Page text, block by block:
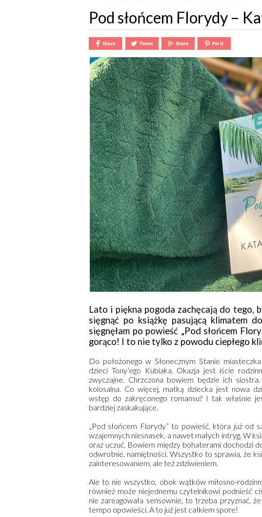
Pod słońcem Florydy –
Lato i piękna pogoda zachęcają do tego,
sięgnąć po książkę pasującą klimatem
sięgnęłam po powieść „Pod słońcem
gorąco! I to nie tylko z powodu ciepłego
Do położonego w Słonecznym Stanie
dzieci Tony’ego Kubiaka. Okazja jest iście
zwyczajne. Chrzczona bowiem będzie ich
kolosalna. Co więcej, matką dziecka jest nowa
wstęp do zakręconego romansu? I tak właśnie
bardziej zaskakujące.
„Pod słońcem Florydy” to powieść, która już od
wzajemnych niesnasek, a nawet małych intryg. W
oraz uczuć. Bowiem między bohaterami dochodzi
odwrotnie, namiętności. Wszystko to sprawia, że
zainteresowaniem, ale też zdziwieniem.
Ale to nie wszystko, obok wątków miłosno-
również może niejednemu czytelnikowi podnieść
nie zareagowała sensownie, to trzeba przyznać,
tempo opowieści. A to już jest całkiem spore!